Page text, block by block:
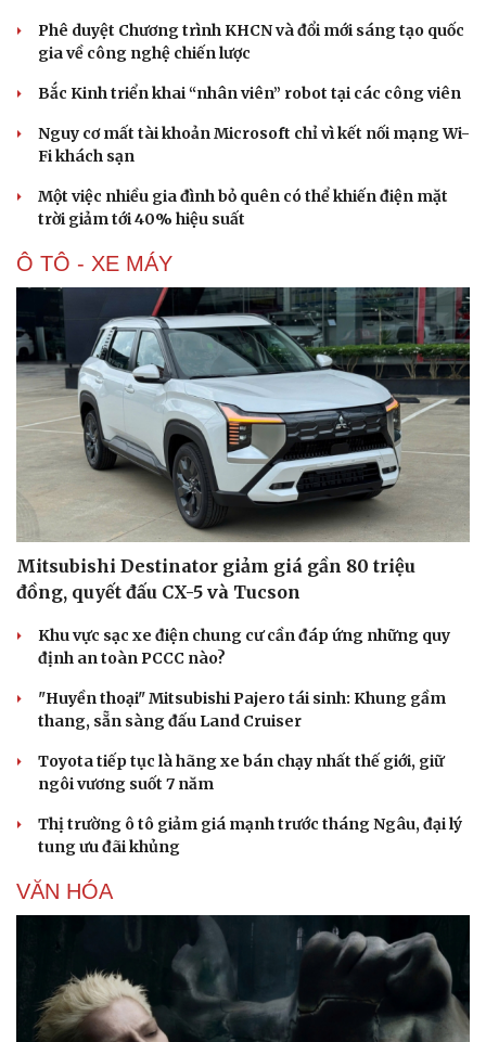
Văn hóa
Sân khấu - Điện ảnh
Văn học
Âm nhạc
Di sản
Giải trí
Nghệ sĩ
Thời trang
Sao Việt
Phê duyệt Chương trình KHCN và đổi mới sáng tạo quốc
gia về công nghệ chiến lược
Bắc Kinh triển khai “nhân viên” robot tại các công viên
Nguy cơ mất tài khoản Microsoft chỉ vì kết nối mạng Wi-
Fi khách sạn
Một việc nhiều gia đình bỏ quên có thể khiến điện mặt
trời giảm tới 40% hiệu suất
Ô TÔ - XE MÁY
Mitsubishi Destinator giảm giá gần 80 triệu
đồng, quyết đấu CX-5 và Tucson
Khu vực sạc xe điện chung cư cần đáp ứng những quy
định an toàn PCCC nào?
"Huyền thoại" Mitsubishi Pajero tái sinh: Khung gầm
thang, sẵn sàng đấu Land Cruiser
Toyota tiếp tục là hãng xe bán chạy nhất thế giới, giữ
ngôi vương suốt 7 năm
Thị trường ô tô giảm giá mạnh trước tháng Ngâu, đại lý
tung ưu đãi khủng
VĂN HÓA